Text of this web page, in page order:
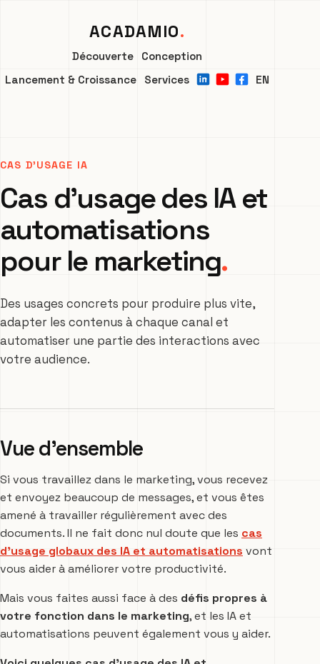
ACADAMIO
Découverte
Conception
Lancement & Croissance
Services EN
CAS D’USAGE IA
Cas d’usage des IA et
automatisations
pour le marketing
Des usages concrets pour produire plus vite,
adapter les contenus à chaque canal et
automatiser une partie des interactions avec
votre audience.
Vue d’ensemble
Si vous travaillez dans le marketing, vous recevez
et envoyez beaucoup de messages, et vous êtes
amené à travailler régulièrement avec des
documents. Il ne fait donc nul doute que les cas
d’usage globaux des IA et automatisations vont
vous aider à améliorer votre productivité.
Mais vous faites aussi face à des défis propres à
votre fonction dans le marketing, et les IA et
automatisations peuvent également vous y aider.